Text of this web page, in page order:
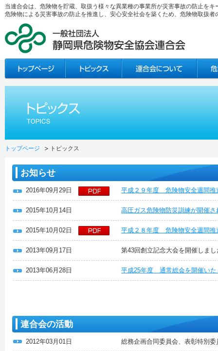
当連合会は、危険物を貯蔵、取扱う様々な異業種の事業所が災害事故の防止を
危険物による災害事故の防止を推進し、安心安全社会を築くため、危険物取扱
トップページ トピックス
お知らせ
2016年09月29日 平成２９年度 危険物安全週間推
2015年10月14日 高圧ガス危険物防災訓練が開催さ
2015年10月02日 平成２８年度 危険物安全週間推
2013年09月17日 第43回創立記念大会を開催しま
2013年06月28日 平成25年度 通常総会を開催いた
連合会の活動
2012年03月01日 総務企画合同委員会、表彰特別